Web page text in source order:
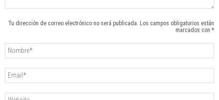
Tu dirección de correo electrónico no será publicada. Los campos obligatorios están
marcados con *